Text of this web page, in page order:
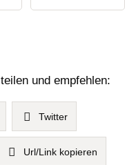
teilen und empfehlen:
Twitter
Url/Link kopieren